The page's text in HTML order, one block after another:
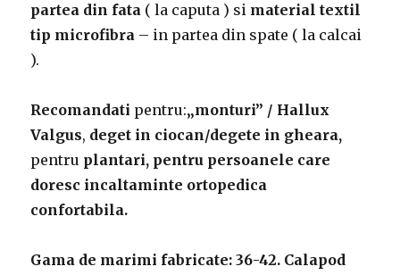
partea din fata ( la caputa ) si material textil
tip microfibra – in partea din spate ( la calcai
).
Recomandati pentru:„monturi” / Hallux
Valgus, deget in ciocan/degete in gheara,
pentru plantari, pentru persoanele care
doresc incaltaminte ortopedica
confortabila.
Gama de marimi fabricate: 36-42. Calapod